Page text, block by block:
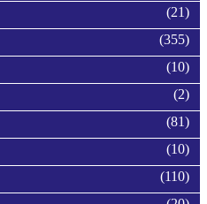
(21)
(355)
(10)
(2)
(81)
(10)
(110)